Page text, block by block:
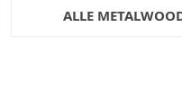
ALLE